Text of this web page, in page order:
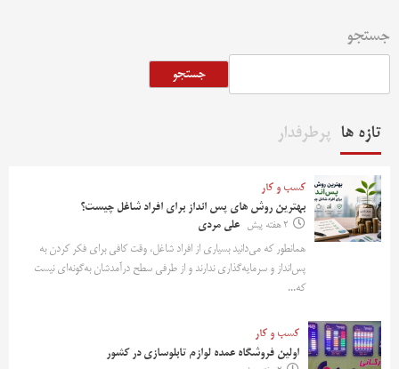
جستجو
جستجو
تازه ها پرطرفدار
کسب و کار
بهترین روش‌ های پس‌ انداز برای افراد شاغل چیست؟
2 هفته پیش
علی مردی
همانطور که می‌دانید بسیاری از افراد شاغل، وقت کافی برای فکر کردن به
پس‌انداز و سرمایه‌گذاری ندارند و از طرفی سطح درآمدشان به‌گونه‌ای نیست
که...
کسب و کار
اولین فروشگاه عمده لوازم تابلوسازی در کشور